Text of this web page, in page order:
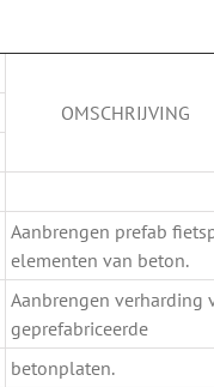
OMSCHRIJVING
Aanbrengen prefab
elementen van beton.
Aanbrengen verharding
geprefabriceerde
betonplaten.